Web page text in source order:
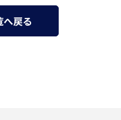
戻る